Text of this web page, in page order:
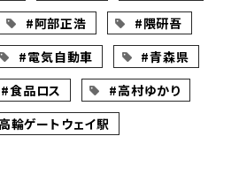
#阿部正浩
#隈研吾
#電気自動車
#青森県
#食品ロス
#高村ゆかり
輪ゲートウェイ駅